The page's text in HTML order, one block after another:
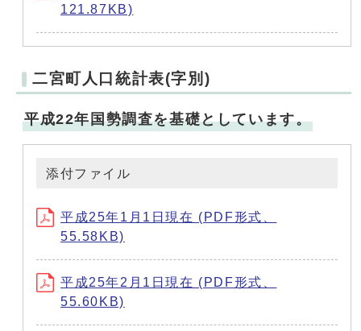
121.87KB)
二宮町人口統計表(字別)
平成22年国勢調査を基礎としています。
添付ファイル
平成25年1月1日現在 (PDF形式、
55.58KB)
平成25年2月1日現在 (PDF形式、
55.60KB)